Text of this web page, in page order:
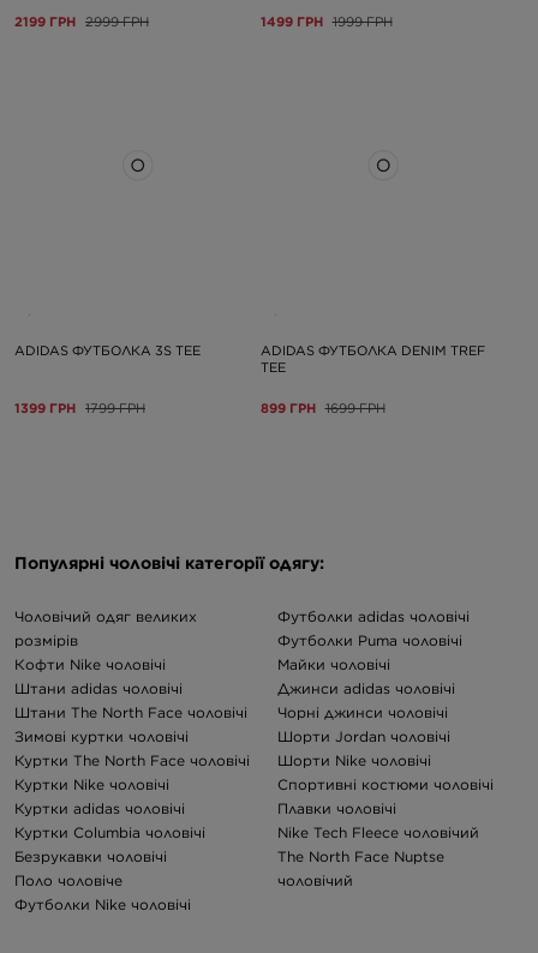
2199 ГРН 2999 ГРН 1499 ГРН 1999 ГРН
ADIDAS ФУТБОЛКА 3S TEE
1399 ГРН 1799 ГРН
ADIDAS ФУТБОЛКА DENIM TREF
TEE
899 ГРН 1699 ГРН
Популярні чоловічі категорії одягу:
Чоловічий одяг великих
розмірів
Кофти Nike чоловічі
Штани adidas чоловічі
Штани The North Face чоловічі
Зимові куртки чоловічі
Куртки The North Face чоловічі
Куртки Nike чоловічі
Куртки adidas чоловічі
Куртки Columbia чоловічі
Безрукавки чоловічі
Поло чоловіче
Футболки Nike чоловічі
Футболки adidas чоловічі
Футболки Puma чоловічі
Майки чоловічі
Джинси adidas чоловічі
Чорні джинси чоловічі
Шорти Jordan чоловічі
Шорти Nike чоловічі
Спортивні костюми чоловічі
Плавки чоловічі
Nike Tech Fleece чоловічий
The North Face Nuptse
чоловічий